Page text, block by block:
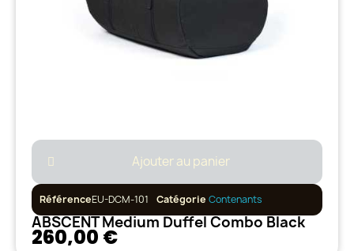
Ajouter au panier
RéférenceEU-DCM-101 Catégorie Contenants
ABSCENT Medium Duffel Combo Black
260,00 €